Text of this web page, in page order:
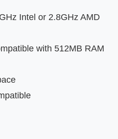
Intel or 2.8GHz AMD
with 512MB RAM